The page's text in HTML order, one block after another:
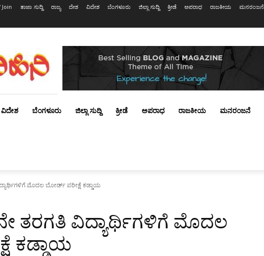
Join ತಾಜಾ ಸುದ್ದಿ ರಾಜ್ಯ ದೇಶ ವಿದೇಶ ಬೆಂಗಳೂರು ಜಿಲ್ಲಾ ಸುದ್ದಿ ಕ್ರೀಡೆ ಅಪರಾಧ ರಾಜಕೀಯ ಮನರಂಜನೆ
ವಿದೇಶ ಬೆಂಗಳೂರು ಜಿಲ್ಲಾ ಸುದ್ದಿ ಕ್ರೀಡೆ ಅಪರಾಧ ರಾಜಕೀಯ ಮನರಂಜನೆ
ಮೊದಲ ಬೋರ್ಡ್ ಪರೀಕ್ಷೆ ಕಡ್ಡಾಯ
ತರಗತಿ ವಿದ್ಯಾರ್ಥಿಗಳಿಗೆ ಮೊದಲ
ಕಡ್ಡಾಯ